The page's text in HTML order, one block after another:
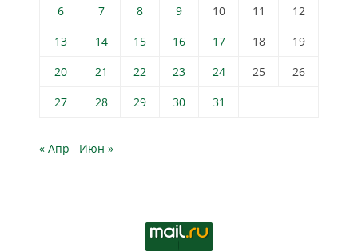
6
7 8 9 10 11
12
13
14 15 16 17 18
19
20
21 22 23 24 25
26
27
28 29 30 31
« Апр Июн »